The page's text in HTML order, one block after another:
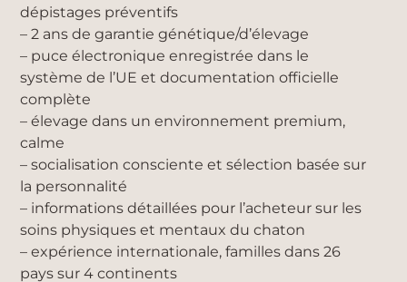
dépistages préventifs
– 2 ans de garantie génétique/d’élevage
– puce électronique enregistrée dans le
système de l’UE et documentation officielle
complète
– élevage dans un environnement premium,
calme
– socialisation consciente et sélection basée sur
la personnalité
– informations détaillées pour l’acheteur sur les
soins physiques et mentaux du chaton
– expérience internationale, familles dans 26
pays sur 4 continents